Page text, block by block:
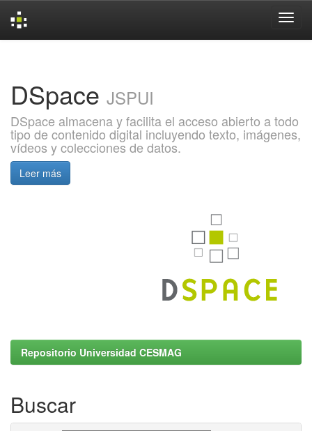
DSpace JSPUI
DSpace almacena y facilita el acceso abierto a todo
tipo de contenido digital incluyendo texto, imágenes,
vídeos y colecciones de datos.
Leer más
Repositorio Universidad CESMAG
Buscar